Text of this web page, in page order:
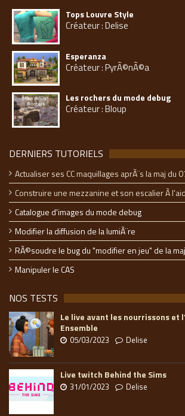
Tops Louvre Style
Créateur : Delise
Esperanza
Créateur : PyrÃ©nÃ©a
Les rochers du mode debug
Créateur : Bloup
DERNIERS TUTORIELS
Actualiser ses CC maquillages aprÃ¨s la maj du
Construire une mezzanine et son escalier Ã
Catalogue d'images du mode debug
Modifier la diffusion de la lumiÃ¨re
RÃ©soudre le bug du "modifier en jeu" de la
Manipuler le CAS
NOS TESTS
Le live avant les nourrissons et
Ensemble
05/03/2023 Delise
Live twitch Behind the Sims
31/01/2023 Delise